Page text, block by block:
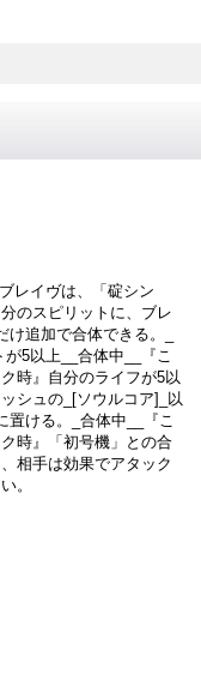
レイヴは、「碇シン
のスピリットに、ブレ
追加で合体できる。_
5以上__合体中__『こ
時』自分のライフが5以
シュの_[ソウルコア]_以
置ける。_合体中__『こ
時』「初号機」との合
相手は効果でアタック
。